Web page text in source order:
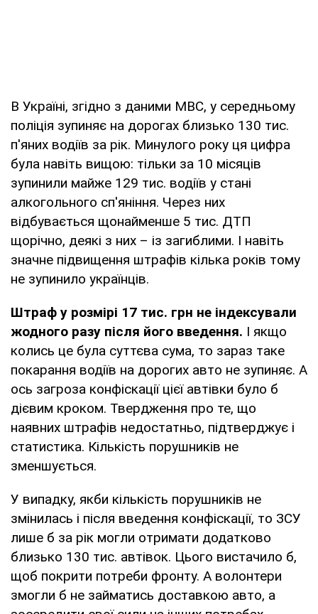
В Україні, згідно з даними МВС, у середньому
поліція зупиняє на дорогах близько 130 тис.
п'яних водіїв за рік. Минулого року ця цифра
була навіть вищою: тільки за 10 місяців
зупинили майже 129 тис. водіїв у стані
алкогольного сп'яніння. Через них
відбувається щонайменше 5 тис. ДТП
щорічно, деякі з них – із загиблими. І навіть
значне підвищення штрафів кілька років тому
не зупинило українців.
Штраф у розмірі 17 тис. грн не індексували
жодного разу після його введення. І якщо
колись це була суттєва сума, то зараз таке
покарання водіїв на дорогих авто не зупиняє. А
ось загроза конфіскації цієї автівки було б
дієвим кроком. Твердження про те, що
наявних штрафів недостатньо, підтверджує і
статистика. Кількість порушників не
зменшується.
У випадку, якби кількість порушників не
змінилась і після введення конфіскації, то ЗСУ
лише б за рік могли отримати додатково
близько 130 тис. автівок. Цього вистачило б,
щоб покрити потреби фронту. А волонтери
змогли б не займатись доставкою авто, а